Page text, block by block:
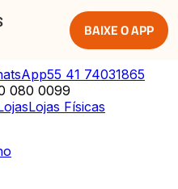
BAIXE O APP
55 41 74031865
080 0099
Lojas Físicas